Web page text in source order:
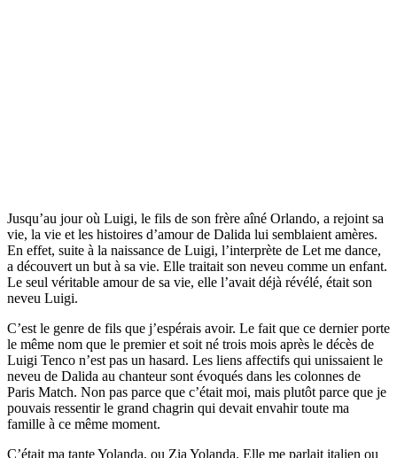
Jusqu’au jour où Luigi, le fils de son frère aîné Orlando, a rejoint sa
vie, la vie et les histoires d’amour de Dalida lui semblaient amères.
En effet, suite à la naissance de Luigi, l’interprète de Let me dance,
a découvert un but à sa vie. Elle traitait son neveu comme un enfant.
Le seul véritable amour de sa vie, elle l’avait déjà révélé, était son
neveu Luigi.
C’est le genre de fils que j’espérais avoir. Le fait que ce dernier porte
le même nom que le premier et soit né trois mois après le décès de
Luigi Tenco n’est pas un hasard. Les liens affectifs qui unissaient le
neveu de Dalida au chanteur sont évoqués dans les colonnes de
Paris Match. Non pas parce que c’était moi, mais plutôt parce que je
pouvais ressentir le grand chagrin qui devait envahir toute ma
famille à ce même moment.
C’était ma tante Yolanda, ou Zia Yolanda. Elle me parlait italien ou